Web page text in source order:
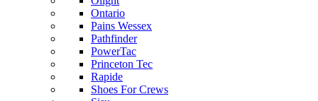
Ontario
Pains Wessex
Pathfinder
PowerTac
Princeton Tec
Rapide
Shoes For Crews